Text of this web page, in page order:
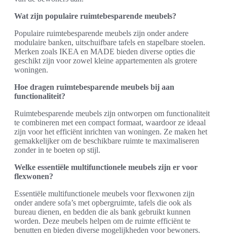
Wat zijn populaire ruimtebesparende meubels?
Populaire ruimtebesparende meubels zijn onder andere
modulaire banken, uitschuifbare tafels en stapelbare stoelen.
Merken zoals IKEA en MADE bieden diverse opties die
geschikt zijn voor zowel kleine appartementen als grotere
woningen.
Hoe dragen ruimtebesparende meubels bij aan
functionaliteit?
Ruimtebesparende meubels zijn ontworpen om functionaliteit
te combineren met een compact formaat, waardoor ze ideaal
zijn voor het efficiënt inrichten van woningen. Ze maken het
gemakkelijker om de beschikbare ruimte te maximaliseren
zonder in te boeten op stijl.
Welke essentiële multifunctionele meubels zijn er voor
flexwonen?
Essentiële multifunctionele meubels voor flexwonen zijn
onder andere sofa’s met opbergruimte, tafels die ook als
bureau dienen, en bedden die als bank gebruikt kunnen
worden. Deze meubels helpen om de ruimte efficiënt te
benutten en bieden diverse mogelijkheden voor bewoners.